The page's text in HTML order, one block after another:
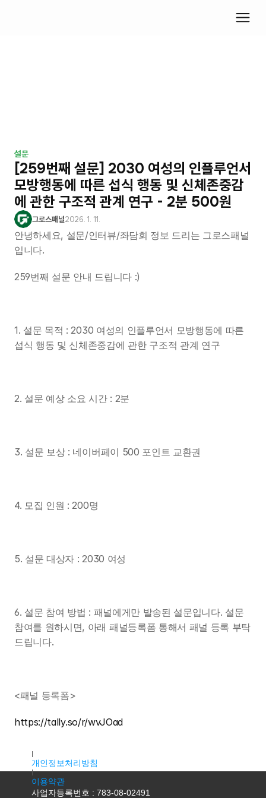
설문
[259번째 설문] 2030 여성의 인플루언서
모방행동에 따른 섭식 행동 및 신체존중감
에 관한 구조적 관계 연구 - 2분 500원
그로스패널2026. 1. 11.
안녕하세요, 설문/인터뷰/좌담회 정보 드리는 그로스패널
입니다.
259번째 설문 안내 드립니다 :)
1. 설문 목적 : 2030 여성의 인플루언서 모방행동에 따른
섭식 행동 및 신체존중감에 관한 구조적 관계 연구
2. 설문 예상 소요 시간 : 2분
3. 설문 보상 : 네이버페이 500 포인트 교환권
4. 모집 인원 : 200명
5. 설문 대상자 : 2030 여성
6. 설문 참여 방법 : 패널에게만 발송된 설문입니다. 설문
참여를 원하시면, 아래 패널등록폼 통해서 패널 등록 부탁
드립니다.
<패널 등록폼>
https://tally.so/r/wvJOad
개인정보처리방침
이용약관
사업자등록번호 : 783-08-02491